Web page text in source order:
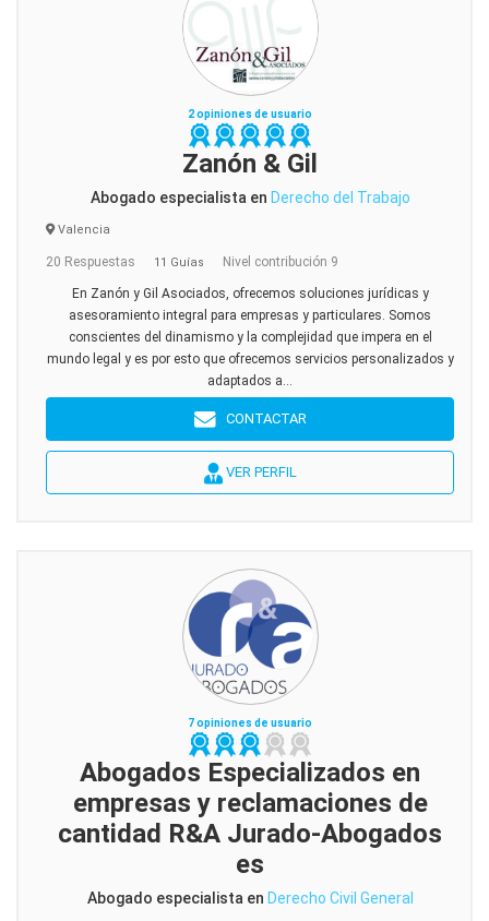
2 opiniones de usuario
Zanón & Gil
Abogado especialista en Derecho del Trabajo
Valencia
20 Respuestas 11 Guías Nivel contribución 9
En Zanón y Gil Asociados, ofrecemos soluciones jurídicas y
asesoramiento integral para empresas y particulares. Somos
conscientes del dinamismo y la complejidad que impera en el
mundo legal y es por esto que ofrecemos servicios personalizados y
adaptados a...
CONTACTAR
VER PERFIL
7 opiniones de usuario
Abogados Especializados en
empresas y reclamaciones de
cantidad R&A Jurado-Abogados
es
Abogado especialista en Derecho Civil General